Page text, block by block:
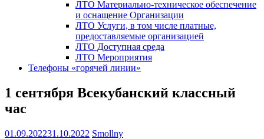
ЛТО Материально-техническое обеспечение
и оснащение Организации
ЛТО Услуги, в том числе платные,
предоставляемые организацией
ЛТО Доступная среда
ЛТО Мероприятия
Телефоны «горячей линии»
1 сентября Всекубанский классный
час
01.09.202231.10.2022 Smollny